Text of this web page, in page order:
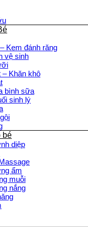
Kem đánh răng
vệ sinh
Khăn khô
bình sữa
sinh lý
bé
diệp
ẩm
muỗi
nắng